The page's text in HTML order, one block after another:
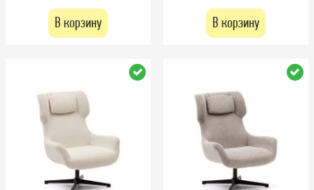
В корзину В корзину